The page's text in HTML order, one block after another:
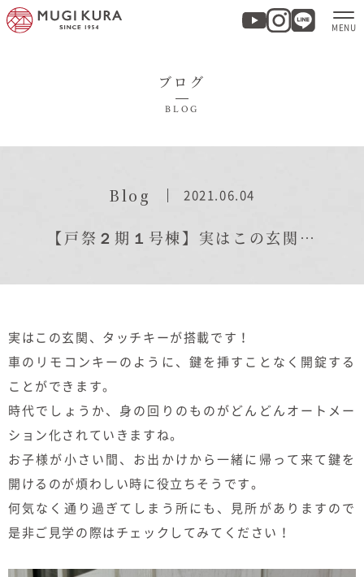
商品紹介
実例集・お客様の声
家づくりについて
むぎくらについて
ニュース
イベント
オーナー様Q&A
ブログ
BLOG
Blog 2021.06.04
【戸祭２期１号棟】実はこの玄関…
実はこの玄関、タッチキーが搭載です！
車のリモコンキーのように、鍵を挿すことなく開錠する
ことができます。
時代でしょうか、身の回りのものがどんどんオートメー
ション化されていきますね。
お子様が小さい間、お出かけから一緒に帰って来て鍵を
開けるのが煩わしい時に役立ちそうです。
何気なく通り過ぎてしまう所にも、見所がありますので
是非ご見学の際はチェックしてみてください！